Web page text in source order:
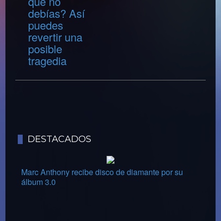
debías? Así
puedes
revertir una
posible
tragedia
DESTACADOS
Marc Anthony recibe disco de diamante por su
álbum 3.0